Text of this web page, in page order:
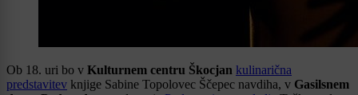
Ob 18. uri bo v Kulturnem centru Škocjan kulinarična
predstavitev knjige Sabine Topolovec Ščepec navdiha, v Gasilsnem